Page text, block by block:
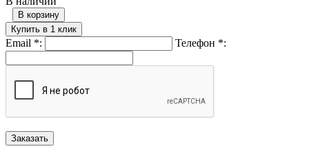
В корзину
Купить в 1 клик
Email *: Телефон *: